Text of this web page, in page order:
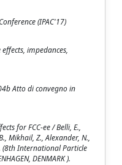
(IPAC'17)
effects, impedances,
Atto di convegno in
for FCC-ee / Belli, E.,
Mikhail, Z., Alexander, N.,
(8th International Particle
DENMARK ).